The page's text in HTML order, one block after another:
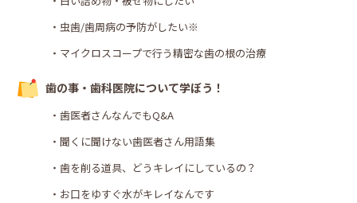
・虫歯/歯周病の予防がしたい※
・マイクロスコープで行う精密な歯の根の治療
歯の事・歯科医院について学ぼう！
・歯医者さんなんでもQ&A
・聞くに聞けない歯医者さん用語集
・歯を削る道具、どうキレイにしているの？
・お口をゆすぐ水がキレイなんです